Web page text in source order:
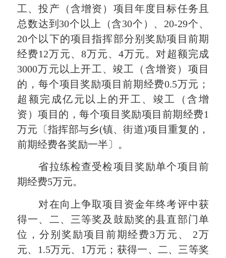
工、投产（含增资）项目年度目标任务且
总数达到30个以上（含30个）、20-29个、
20个以下的项目指挥部分别奖励项目前期
经费12万元、8万元、4万元。对超额完成
3000万元以上开工、竣工（含增资）项目
的，每个项目奖励项目前期经费0.5万元；
超额完成亿元以上的开工、竣工（含增
资）项目的，每个项目奖励项目前期经费1
万元〔指挥部与乡(镇、街道)项目重复的，
前期经费各奖励一半〕。
省拉练检查受检项目奖励单个项目前
期经费5万元。
对在向上争取项目资金年终考评中获
得一、二、三等奖及鼓励奖的县直部门单
位，分别奖励项目前期经费3万元、 2万
元、1.5万元、1万元；获得一、二、三等奖